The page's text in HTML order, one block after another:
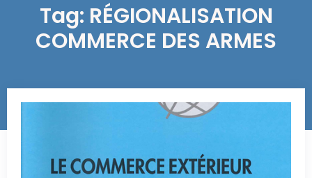
Tag: RÉGIONALISATION
COMMERCE DES ARMES